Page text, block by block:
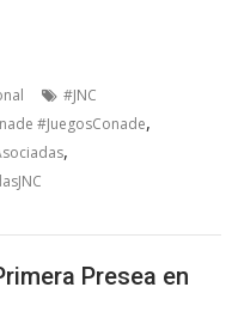
#JNC
#JuegosConade,
,
Presea en